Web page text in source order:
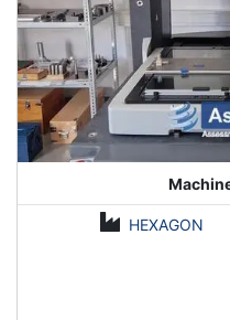
HEXAGON